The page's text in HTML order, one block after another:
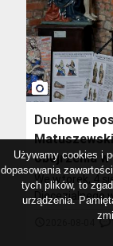
photo_camera
Duchowe
obejrzenia w
We wtorek, 4
Diecezjalnego
Janusza
Używamy cookies i
dopasowania
tych plików, to
urządzenia.